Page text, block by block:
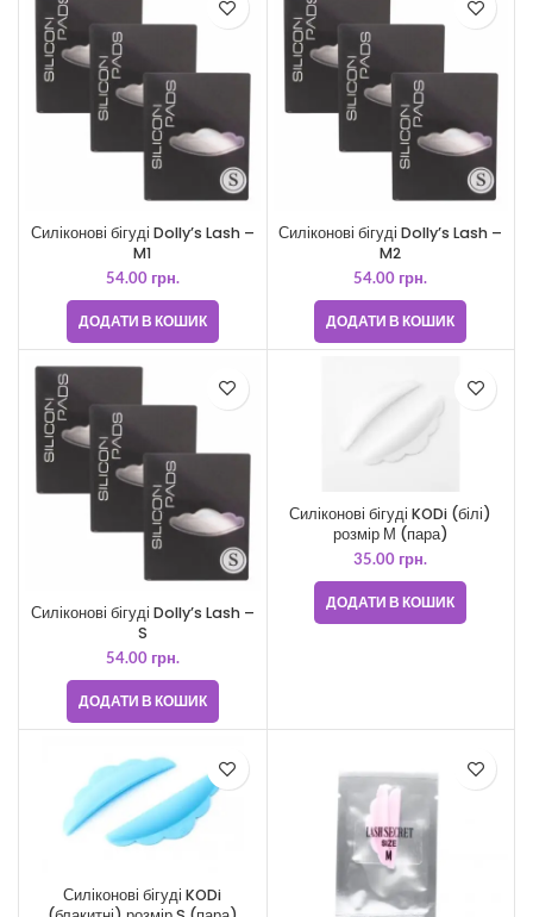
Силіконові бігуді Dolly’s Lash –
M1
54.00 грн.
ДОДАТИ В КОШИК
Силіконові бігуді Dolly’s Lash –
M2
54.00 грн.
ДОДАТИ В КОШИК
Силіконові бігуді Dolly’s Lash –
S
54.00 грн.
ДОДАТИ В КОШИК
Силіконові бігуді KODi (білі)
розмір М (пара)
35.00 грн.
ДОДАТИ В КОШИК
Силіконові бігуді KODi